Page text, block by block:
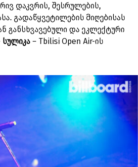
დაკვრის, შესრულების,
გადაწყვეტილების მიღებისას
განსხვავებული და ეკლექტური
სულიკა – Tbilisi Open Air-ის